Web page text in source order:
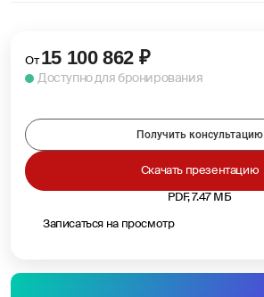
От15 100 862 ₽
Доступно для бронирования
Записаться на просмотр
PDF, 7.47 МБ
Скачать презентацию
Получить консультацию